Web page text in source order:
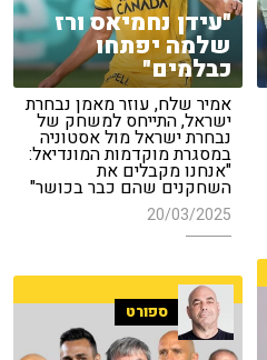
"עידן נחמיאס ורז
שלמה יפתחו
כבלמים"
אמיר שלח, עוזר מאמן נבחרת
ישראל, התייחס למשחק של
נבחרת ישראל מול אסטוניה
במסגרת מוקדמות המונדיאל:
"אנחנו מקבלים את
השחקנים שהם כבר בכושר"
20/03/2025
ספורט